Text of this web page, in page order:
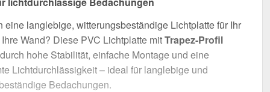
eine langlebige, witterungsbeständige Lichtplatte für Ihr
Wand? Diese PVC Lichtplatte mitTrapez-Profil
hohe Stabilität, einfache Montage und eine
Lichtdurchlässigkeit – ideal für langlebige und
Bedachungen.